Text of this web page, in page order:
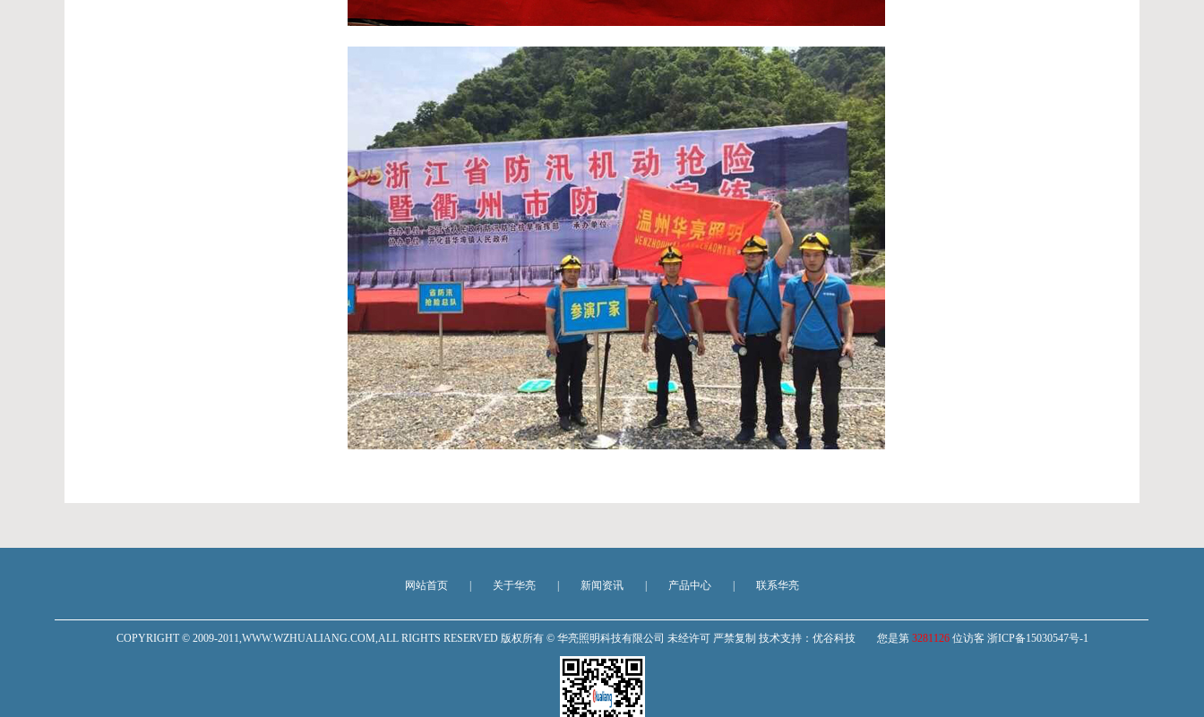
网站首页 关于华亮 新闻资讯 产品中心 联系华亮
COPYRIGHT © 2009-2011,WWW.WZHUALIANG.COM,ALL RIGHTS RESERVED 版权所有 © 华亮照明科技有限公司 未经许可 严禁复制 技术支持： 优谷科技 您是第 3281126位访客 浙ICP备15030547号-1